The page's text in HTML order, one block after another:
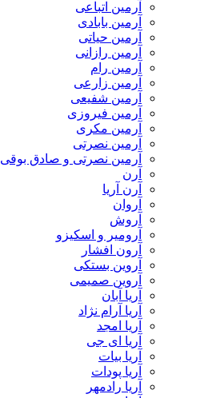
آرمین اتباعی
آرمین بابادی
آرمین حیاتی
آرمین رازانی
آرمین رام
آرمین زارعی
آرمین شفیعی
آرمین فیروزی
آرمین مکری
آرمین نصرتی
آرمین نصرتی و صادق بوقی
آرن
آرن آریا
آروان
آروش
آرومیر و اسکیزو
آرون افشار
آروین بستکی
آروین صمیمی
آریا آبان
آریا آرام نژاد
آریا امجد
آریا ای جی
آریا بیات
آریا پودات
آریا رادمهر